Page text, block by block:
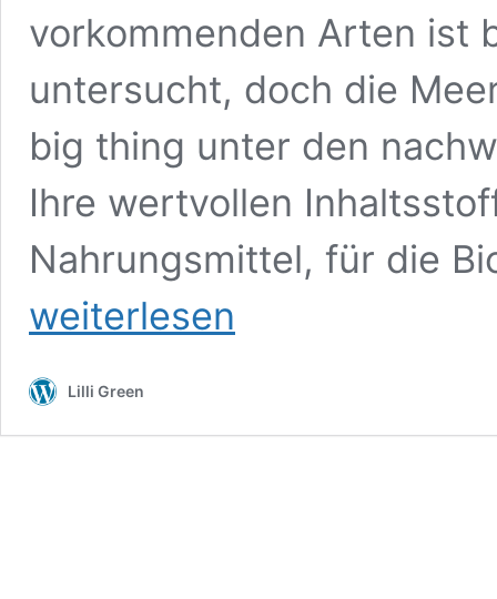
vorkommenden Arten ist
untersucht, doch die
big thing unter den
Ihre wertvollen
Nahrungsmittel, für die
weiterlesen
Lilli Green